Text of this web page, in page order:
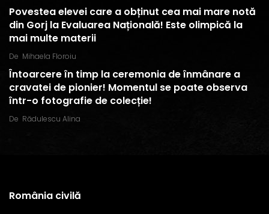
Povestea elevei care a obținut cea mai mare notă
din Gorj la Evaluarea Națională! Este olimpică la
mai multe materii
De Mihaela Floroiu
Întoarcere în timp la ceremonia de înmânare a
cravatei de pionier! Momentul se poate observa
într-o fotografie de colecție!
De Rădulescu Alina
România civilă